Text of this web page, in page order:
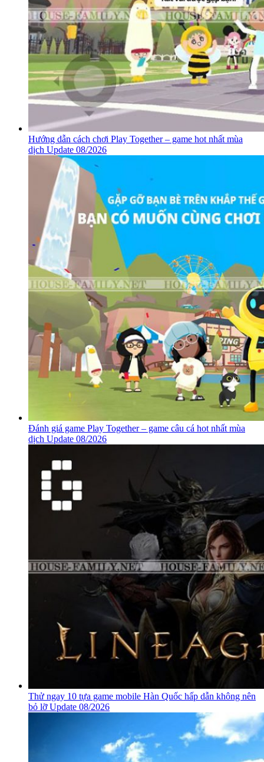
Hướng dẫn cách chơi Play Together – game hot nhất mùa
dịch Update 08/2026
Đánh giá game Play Together – game câu cá hot nhất mùa
dịch Update 08/2026
Thử ngay 10 tựa game mobile Hàn Quốc hấp dẫn không nên
bỏ lỡ Update 08/2026